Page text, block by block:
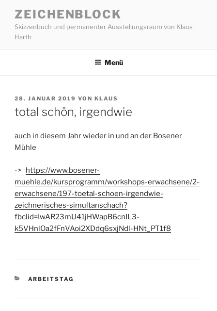
Inhalt
springen
ZEICHENBLOCK
Skizzenbuch und permanenter Ausstellungsraum von Klaus
Harth
Menü
VERÖFFENTLICHT
AM
28. JANUAR 2019 VON KLAUS
total schön, irgendwie
auch in diesem Jahr wieder in und an der Bosener
Mühle
-> https://www.bosener-
muehle.de/kursprogramm/workshops-erwachsene/2-
erwachsene/197-toetal-schoen-irgendwie-
zeichnerisches-simultanschach?
fbclid=IwAR23mU41jHWapB6cnIL3-
k5VHnlOa2fFnVAoi2XDdq6sxjNdl-HNt_PT1f8
KATEGORIEN
ARBEITSTAG